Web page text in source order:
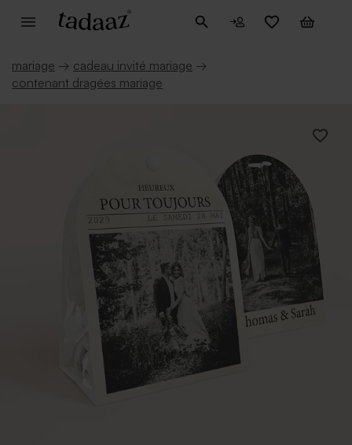
mariage → cadeau invité mariage →
contenant dragées mariage